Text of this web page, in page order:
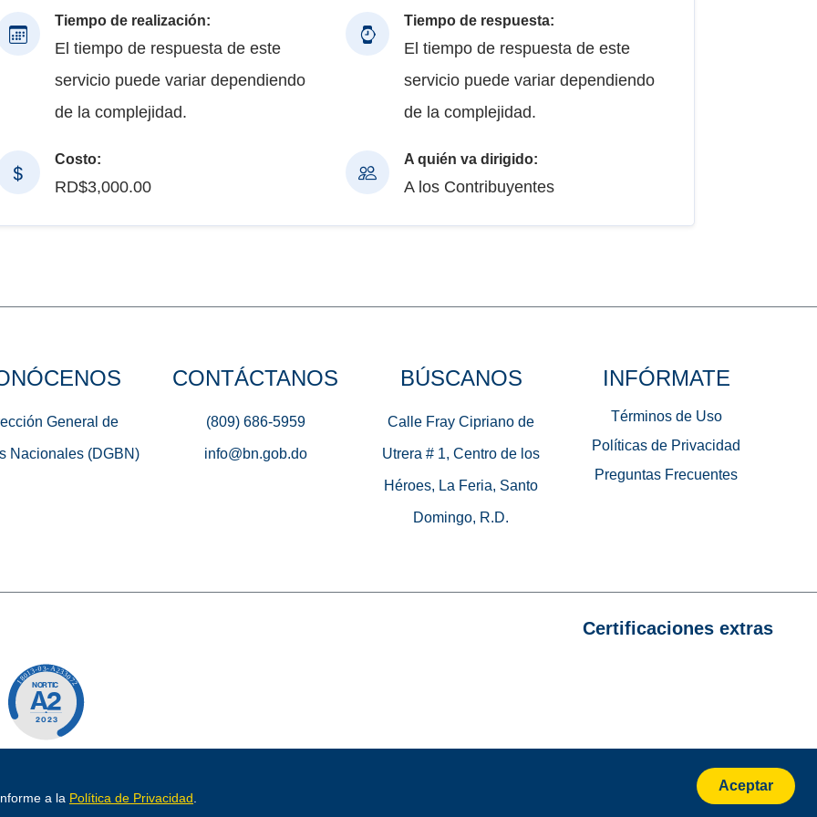
Tiempo de realización:
El tiempo de respuesta de este
servicio puede variar dependiendo
de la complejidad.
Tiempo de respuesta:
El tiempo de respuesta de este
servicio puede variar dependiendo
de la complejidad.
Costo:
RD$3,000.00
A quién va dirigido:
A los Contribuyentes
General de
Nacionales (DGBN)
CONTÁCTANOS
(809) 686-5959
info@bn.gob.do
BÚSCANOS
Calle Fray Cipriano de
Utrera # 1, Centro de los
Héroes, La Feria, Santo
Domingo, R.D.
INFÓRMATE
Términos de Uso
Políticas de Privacidad
Preguntas Frecuentes
Certificaciones extras
por a la Política de Privacidad
Aceptar